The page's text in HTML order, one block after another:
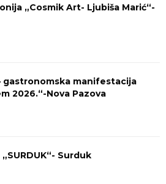
„Cosmik Art- Ljubiša Marić“-
gastronomska manifestacija
2026.“-Nova Pazova
Surduk